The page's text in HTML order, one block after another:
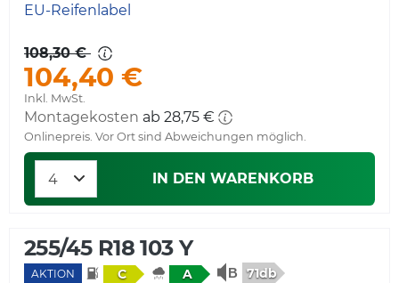
EU-Reifenlabel
108,30 €
104,40 €
Inkl. MwSt.
Montagekosten ab 28,75 €
Onlinepreis. Vor Ort sind Abweichungen möglich.
IN DEN WARENKORB
255/45 R18 103 Y
AKTION C A 71db